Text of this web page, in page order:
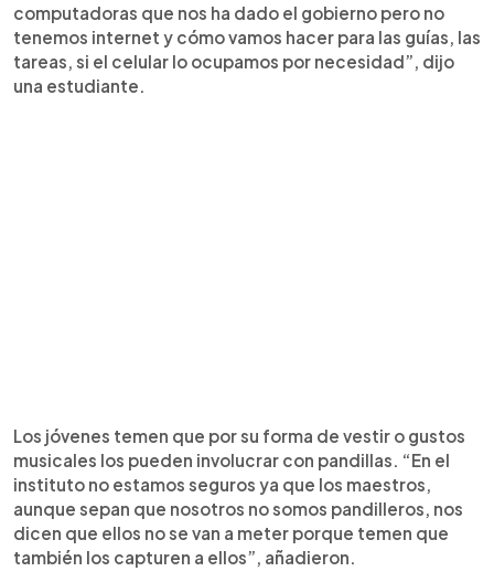
computadoras que nos ha dado el gobierno pero no
tenemos internet y cómo vamos hacer para las guías, las
tareas, si el celular lo ocupamos por necesidad”, dijo
una estudiante.
Los jóvenes temen que por su forma de vestir o gustos
musicales los pueden involucrar con pandillas. “En el
instituto no estamos seguros ya que los maestros,
aunque sepan que nosotros no somos pandilleros, nos
dicen que ellos no se van a meter porque temen que
también los capturen a ellos”, añadieron.